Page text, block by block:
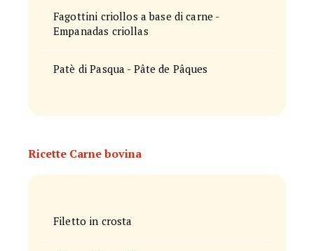
Fagottini criollos a base di carne -
Empanadas criollas
Patè di Pasqua - Pâte de Pâques
Ricette Carne bovina
Filetto in crosta